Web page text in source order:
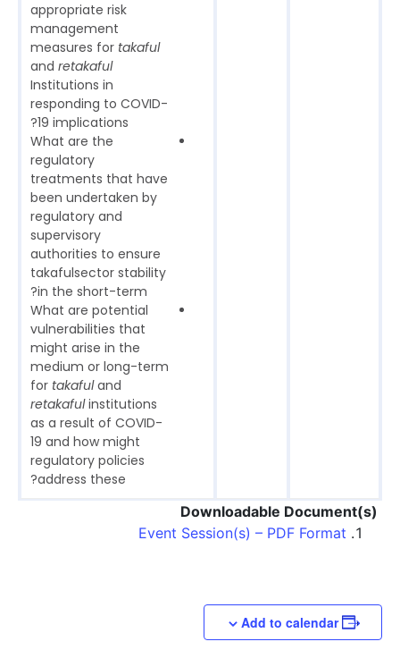
appropriate risk
management
measures for takaful
and retakaful
Institutions in
responding to COVID-
19 implications?
What are the
regulatory
treatments that have
been undertaken by
regulatory and
supervisory
authorities to ensure
takafulsector stability
in the short-term?
What are potential
vulnerabilities that
might arise in the
medium or long-term
for takafuland
retakafulinstitutions
as a result of COVID-
19 and how might
regulatory policies
address these?
Downloadable Document(s)
Event Session(s) – PDF Format
Add to calendar